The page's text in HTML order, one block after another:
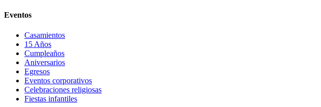
Eventos
Casamientos
15 Años
Cumpleaños
Aniversarios
Egresos
Eventos corporativos
Celebraciones religiosas
Fiestas infantiles